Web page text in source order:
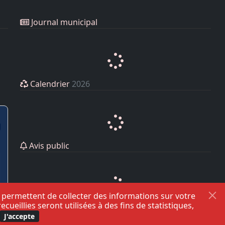
Journal municipal
Calendrier 2026
Avis public
permettent de collecter des informations sur votre
seront utilisées à des fins de statistiques,
J'accepte